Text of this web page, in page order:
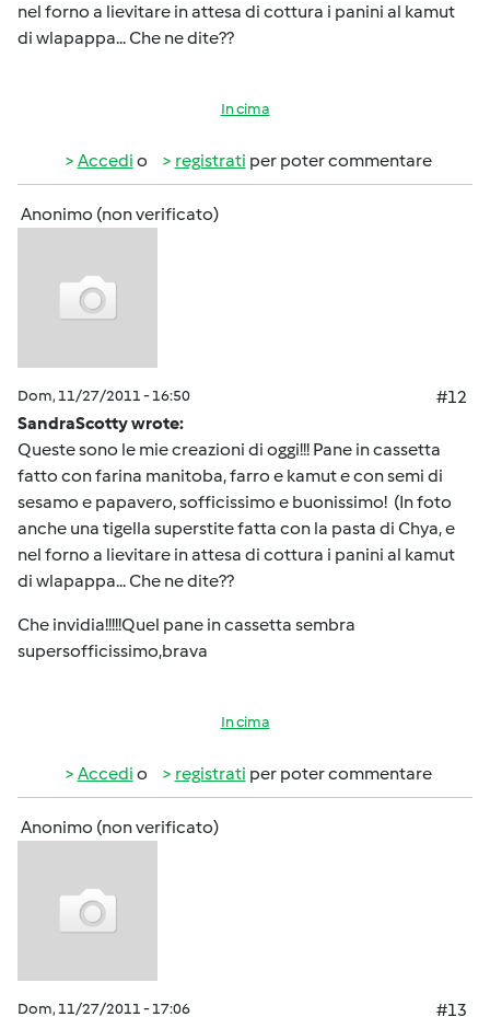
nel forno a lievitare in attesa di cottura i panini al kamut
di wlapappa... Che ne dite??
In cima
Accedi o registrati per poter commentare
Anonimo (non verificato)
Dom, 11/27/2011 - 16:50
#12
SandraScotty wrote:
Queste sono le mie creazioni di oggi!!! Pane in cassetta
fatto con farina manitoba, farro e kamut e con semi di
sesamo e papavero, sofficissimo e buonissimo! (In foto
anche una tigella superstite fatta con la pasta di Chya, e
nel forno a lievitare in attesa di cottura i panini al kamut
di wlapappa... Che ne dite??
Che invidia!!!!!Quel pane in cassetta sembra
supersofficissimo,brava
In cima
Accedi o registrati per poter commentare
Anonimo (non verificato)
Dom, 11/27/2011 - 17:06 #13